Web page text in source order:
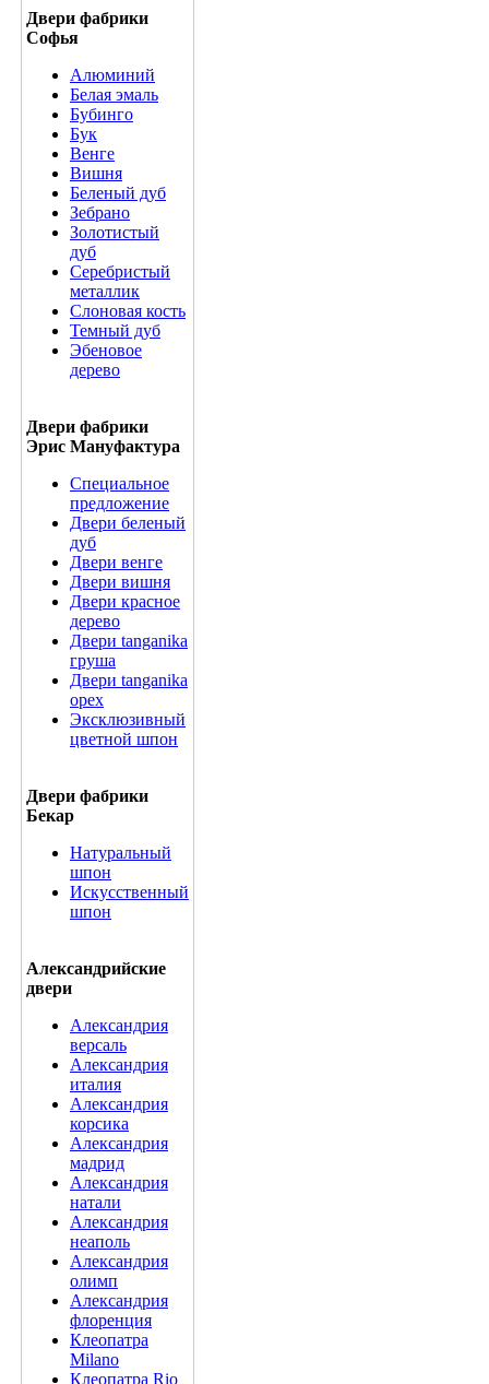
Двери фабрики
Софья
Алюминий
Белая эмаль
Бубинго
Бук
Венге
Вишня
Беленый дуб
Зебрано
Золотистый
дуб
Серебристый
металлик
Слоновая кость
Темный дуб
Эбеновое
дерево
Двери фабрики
Эрис Мануфактура
Специальное
предложение
Двери беленый
дуб
Двери венге
Двери вишня
Двери красное
дерево
Двери tanganika
груша
Двери tanganika
oрех
Эксклюзивный
цветной шпон
Двери фабрики
Бекар
Натуральный
шпон
Искусственный
шпон
Александрийские
двери
Александрия
версаль
Александрия
италия
Александрия
корсика
Александрия
мадрид
Александрия
натали
Александрия
неаполь
Александрия
олимп
Александрия
флоренция
Клеопатра
Milano
Клеопатра Rio